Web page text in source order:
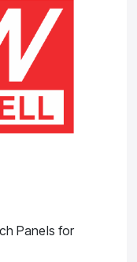
Panels for